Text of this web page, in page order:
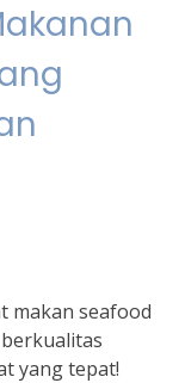
makan seafood
yang tepat!